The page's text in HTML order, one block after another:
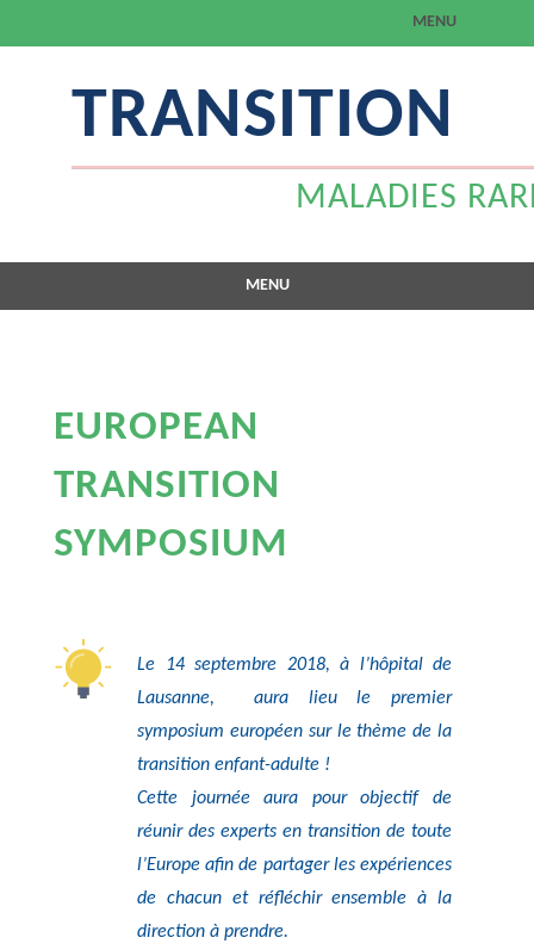
MENU
TRANSITION
MALADIES RARES
MENU
EUROPEAN
TRANSITION
SYMPOSIUM
Le 14 septembre 2018, à l’hôpital de
Lausanne, aura lieu le premier
symposium européen sur le thème de la
transition enfant-adulte !
Cette journée aura pour objectif de
réunir des experts en transition de toute
l’Europe afin de partager les expériences
de chacun et réfléchir ensemble à la
direction à prendre.